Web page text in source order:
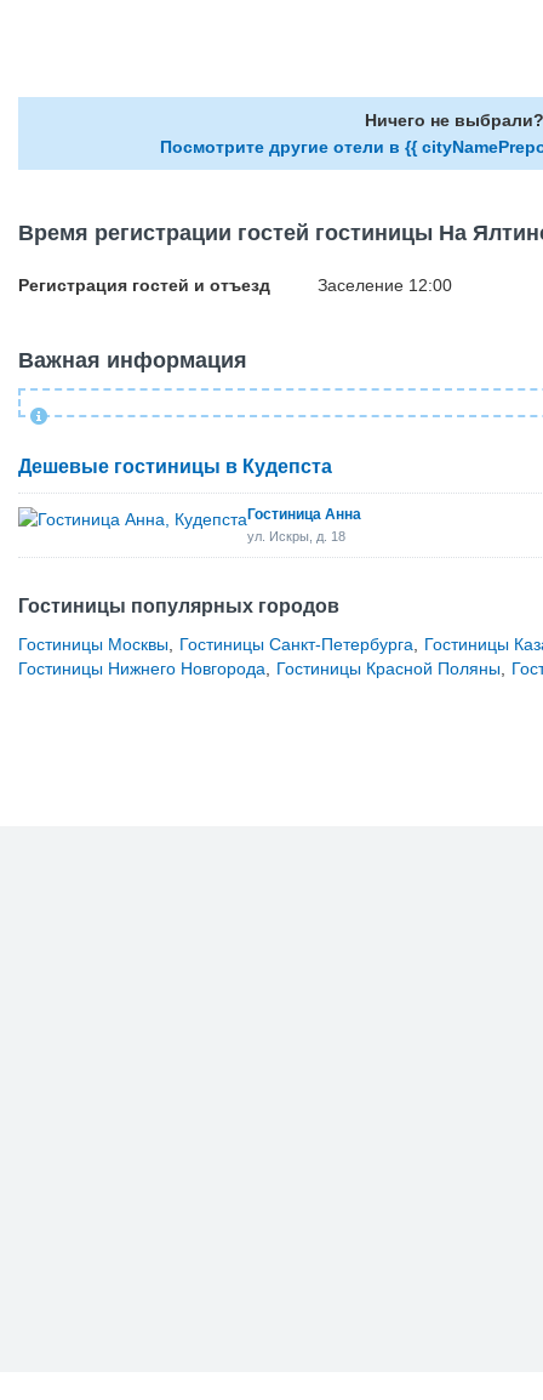
Ничего не выбрали?
Посмотрите другие отели в {{
Время регистрации гостей гостиницы На
Регистрация гостей и отъезд Заселение 12:00
Важная информация
Дешевые гостиницы в Кудепста
Гостиница Анна
ул. Искры, д. 18
Гостиницы популярных городов
Гостиницы Москвы Гостиницы Санкт-Петербурга
Гостиницы
Гостиницы Нижнего Новгорода
Гостиницы Красной Поляны